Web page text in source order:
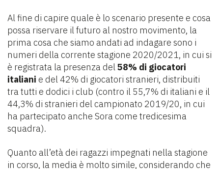
Al fine di capire quale è lo scenario presente e cosa
possa riservare il futuro al nostro movimento, la
prima cosa che siamo andati ad indagare sono i
numeri della corrente stagione 2020/2021, in cui si
è registrata la presenza del58% di giocatori
italiani e del 42% di giocatori stranieri, distribuiti
tra tutti e dodici i club (contro il 55,7% di italiani e il
44,3% di stranieri del campionato 2019/20, in cui
ha partecipato anche Sora come tredicesima
squadra).
Quanto all’età dei ragazzi impegnati nella stagione
in corso, la media è molto simile, considerando che